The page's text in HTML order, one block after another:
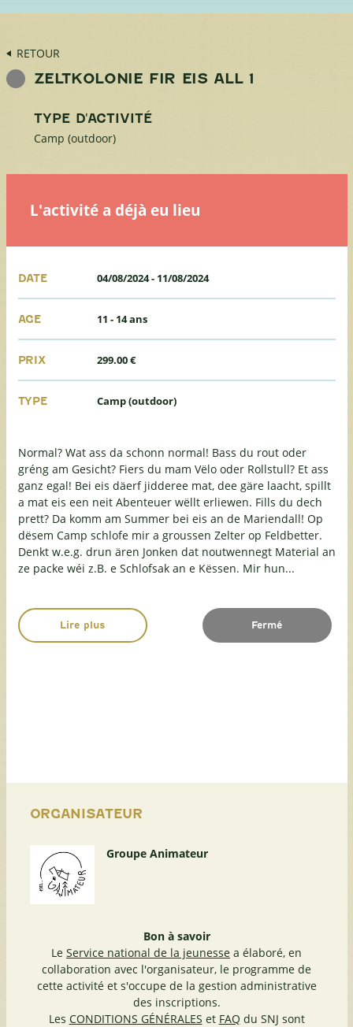
RETOUR
ZELTKOLONIE FIR EIS ALL 1
TYPE D'ACTIVITÉ
Camp (outdoor)
L'activité a déjà eu lieu
DATE 04/08/2024- 11/08/2024
AGE 11 - 14 ans
PRIX 299.00 €
TYPE Camp (outdoor)
Normal? Wat ass da schonn normal! Bass du rout oder
gréng am Gesicht? Fiers du mam Vëlo oder Rollstull? Et ass
ganz egal! Bei eis däerf jidderee mat, dee gäre laacht, spillt
a mat eis een neit Abenteuer wëllt erliewen. Fills du dech
prett? Da komm am Summer bei eis an de Mariendall! Op
dësem Camp schlofe mir a groussen Zelter op Feldbetter.
Denkt w.e.g. drun ären Jonken dat noutwennegt Material an
ze packe wéi z.B. e Schlofsak an e Këssen. Mir hun...
Lire plus Fermé
ORGANISATEUR
Groupe Animateur
Bon à savoir
Le Service national de la jeunesse a élaboré, en
collaboration avec l'organisateur, le programme de
cette activité et s'occupe de la gestion administrative
des inscriptions.
Les CONDITIONS GÉNÉRALES et FAQ du SNJ sont